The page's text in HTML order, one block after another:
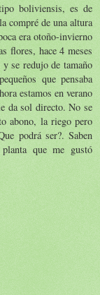
boliviensis, es de
compré de una altura
era otoño-invierno
flores, hace 4 meses
se redujo de tamaño
que pensaba
estamos en verano
da sol directo. No se
abono, la riego pero
podrá ser?. Saben
que me gustó